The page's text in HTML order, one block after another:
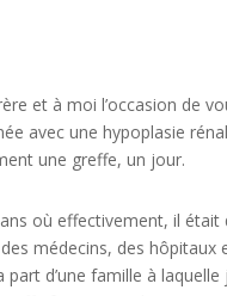
et à moi l’occasion de
avec une hypoplasie
une greffe, un jour.
ans où effectivement, il
médecins, des
d’une famille à